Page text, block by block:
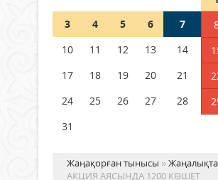
Германия аптап ыстыққа
бастады
04 тамыз 2026 ж.
3
4 5 6 7
10
11 12 13 14
17
18 19 20 21
24
25 26 27 28
31
Жаңақорған тынысы »
АКЦИЯ АЯСЫНДА 1200 КӨШЕТ